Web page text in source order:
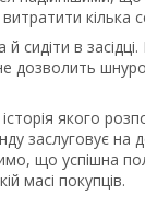
кілька
сидіти в
дозволить
якого
заслуговує на
що успішна
масі покупців.